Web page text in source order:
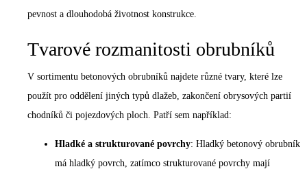
pevnost a dlouhodobá životnost konstrukce.
Tvarové rozmanitosti obrubníků
V sortimentu betonových obrubníků najdete různé tvary, které lze
použít pro oddělení jiných typů dlažeb, zakončení obrysových partií
chodníků či pojezdových ploch. Patří sem například:
Hladké a strukturované povrchy: Hladký betonový obrubník
má hladký povrch, zatímco strukturované povrchy mají